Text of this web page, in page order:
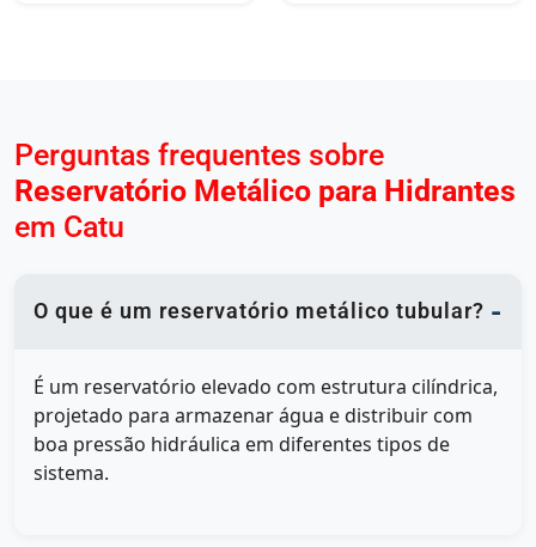
Perguntas frequentes sobre
Reservatório Metálico para Hidrantes
em Catu
O que é um reservatório metálico tubular?
É um reservatório elevado com estrutura cilíndrica,
projetado para armazenar água e distribuir com
boa pressão hidráulica em diferentes tipos de
sistema.